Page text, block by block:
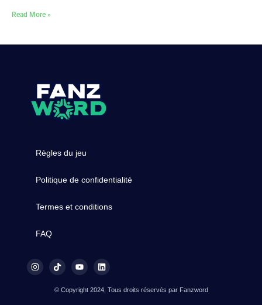
Read More »
Règles du jeu
Politique de confidentialité
Termes et conditions
FAQ
© Copyright 2024, Tous droits réservés par Fanzword